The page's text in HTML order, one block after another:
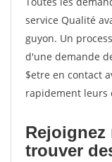
service Qualité
guyon. Un
d'une demande
$etre en contact
rapidement leurs
Rejoignez
trouver